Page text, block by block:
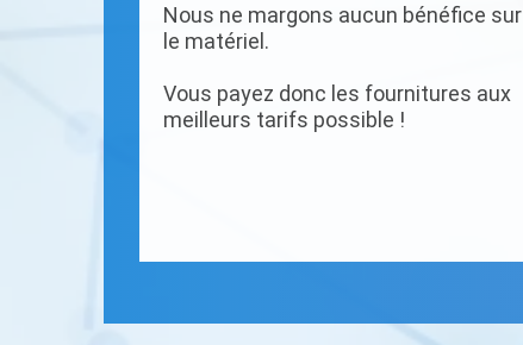
Nous ne margons aucun bénéfice sur
le matériel.
Vous payez donc les fournitures aux
meilleurs tarifs possible !